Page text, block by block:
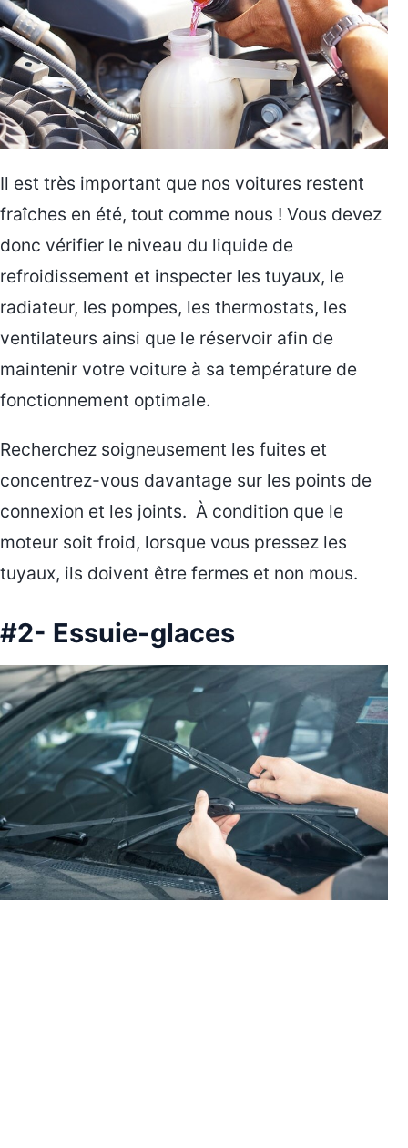
Il est très important que nos voitures restent
fraîches en été, tout comme nous ! Vous devez
donc vérifier le niveau du liquide de
refroidissement et inspecter les tuyaux, le
radiateur, les pompes, les thermostats, les
ventilateurs ainsi que le réservoir afin de
maintenir votre voiture à sa température de
fonctionnement optimale.
Recherchez soigneusement les fuites et
concentrez-vous davantage sur les points de
connexion et les joints. À condition que le
moteur soit froid, lorsque vous pressez les
tuyaux, ils doivent être fermes et non mous.
#2- Essuie-glaces